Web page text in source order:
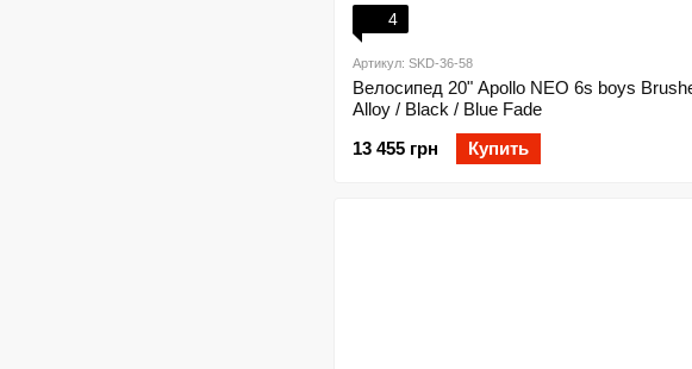
4
Артикул: SKD-36-58
Велосипед 20" Apollo NEO 6s boys
Alloy / Black / Blue Fade
13 455 грн
Купить